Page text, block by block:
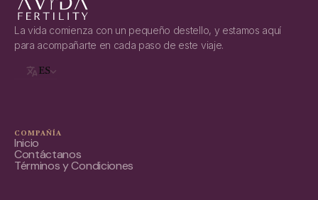
La vida comienza con un pequeño destello, y estamos aquí
para acompañarte en cada paso de este viaje.
ES
COMPAÑÍA
Inicio
Contáctanos
Términos y Condiciones